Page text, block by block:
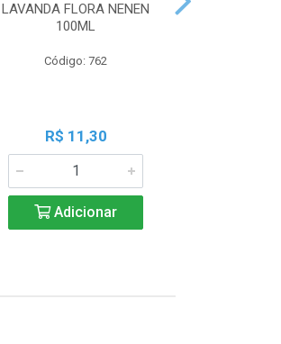
LAVANDA FLORA NENEN
100ML
Código: 762
R$ 11,30
Adicionar